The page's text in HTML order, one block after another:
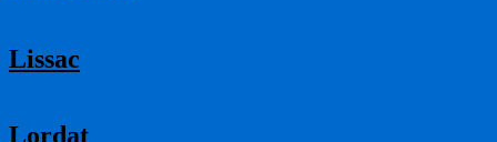
Lissac
Lordat